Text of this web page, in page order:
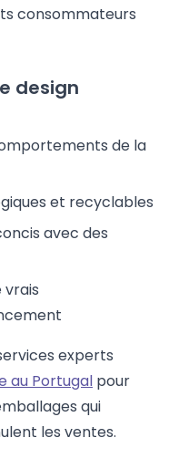
consommateurs
design
de la
et recyclables
avec des
vrais
experts
au Portugal pour
qui
les ventes.